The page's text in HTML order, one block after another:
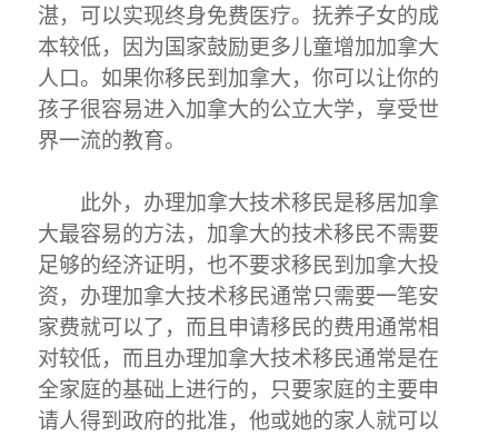
湛，可以实现终身免费医疗。抚养子女的成
本较低，因为国家鼓励更多儿童增加加拿大
人口。如果你移民到加拿大，你可以让你的
孩子很容易进入加拿大的公立大学，享受世
界一流的教育。
此外，办理加拿大技术移民是移居加拿
大最容易的方法，加拿大的技术移民不需要
足够的经济证明，也不要求移民到加拿大投
资，办理加拿大技术移民通常只需要一笔安
家费就可以了，而且申请移民的费用通常相
对较低，而且办理加拿大技术移民通常是在
全家庭的基础上进行的，只要家庭的主要申
请人得到政府的批准，他或她的家人就可以